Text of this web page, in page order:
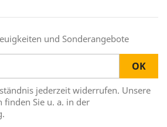
und Sonderangebote
jederzeit widerrufen. Unsere
Sie u. a. in der